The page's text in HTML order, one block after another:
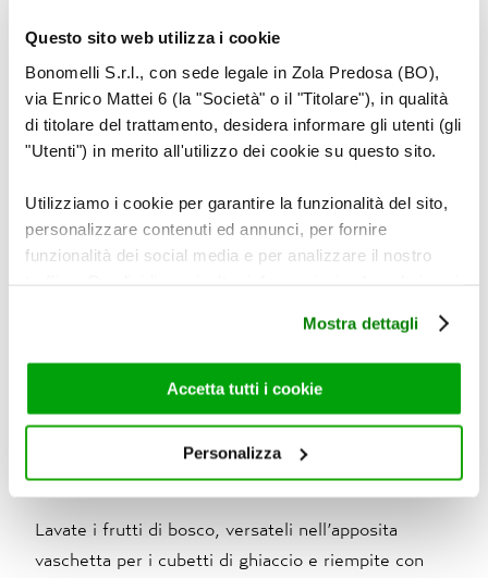
Questo sito web utilizza i cookie
Bonomelli S.r.l., con sede legale in Zola Predosa (BO),
via Enrico Mattei 6 (la "Società" o il "Titolare"), in qualità
di titolare del trattamento, desidera informare gli utenti (gli
"Utenti") in merito all'utilizzo dei cookie su questo sito.
Utilizziamo i cookie per garantire la funzionalità del sito,
personalizzare contenuti ed annunci, per fornire
funzionalità dei social media e per analizzare il nostro
di analisi dei dati web, pubblicità e social media, i quali
potrebbero combinarle con altre informazioni che ha
fornito loro o che hanno raccolto dal suo utilizzo dei loro
servizi. Per maggiori informazioni circa l’utilizzo dei
chiudere il banner, non verranno installati cookie sul tuo
Mostra dettagli
Accetta tutti i cookie
Personalizza
4 pizzichi di semi di anice
zucchero a piacere
per servire:
frutti di bosco
Lavate i frutti di bosco, versateli nell’apposita
vaschetta per i cubetti di ghiaccio e riempite con